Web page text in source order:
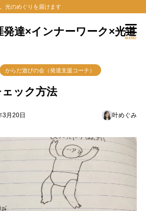
光のめぐりを届けます
発達×インナーワーク×光道
MENU
からだ遊びの会（発達支援コーチ）
ック方法
3月20日 叶めぐみ